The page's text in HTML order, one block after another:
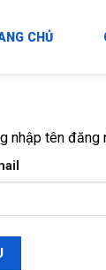
CHỦ
nhập tên